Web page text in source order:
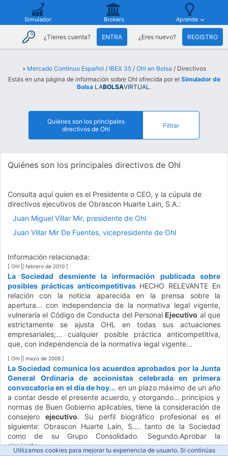
Simulador Brokers Aprende
¿Tienes cuenta? ENTRA ¿Eres nuevo? REGISTRO
» Mercado Continuo Español / IBEX 35/ Ohl en Bolsa / Directivos
Estás en una página de información sobre Ohl ofrecida por el Simulador de
Bolsa LABOLSAVIRTUAL.
Quiénes son los principales
directivos de Ohl
Filtrar
Quiénes son los principales directivos de Ohl
Consulta aquí quien es el Presidente o CEO, y la cúpula de
directivos ejecutivos de Obrascon Huarte Lain, S.A.:
Juan Miguel Villar Mir, presidente de Ohl
Juan Villar Mir De Fuentes, vicepresidente de Ohl
Información relacionada:
[ Ohl || febrero de 2010 ]
La Sociedad desmiente la información publicada sobre
posibles prácticas anticompetitivasHECHO RELEVANTE En
relación con la noticia aparecida en la prensa sobre la
apertura... con independencia de la normativa legal vigente,
vulneraría el Código de Conducta del Personal Ejecutivo al que
estrictamente se ajusta OHL en todas sus actuaciones
empresariales;... cualquier posible práctica anticompetitiva,
que, con independencia de la normativa legal vigente...
[ Ohl || mayo de 2009 ]
La Sociedad comunica los acuerdos aprobados por la Junta
General Ordinaria de accionistas celebrada en primera
convocatoria en el día de hoy... en un plazo máximo de un año
a contar desde el presente acuerdo, y otorgando... principios y
normas de Buen Gobierno aplicables, tiene la consideración de
consejero ejecutivo. Su perfil biográfico profesional es el
siguiente: Obrascon Huarte Lain, S.... tanto de la Sociedad
como de su Grupo Consolidado. Segundo.Aprobar la
siguiente...
Utilizamos cookies para mejorar tu experiencia de usuario. Si continúas